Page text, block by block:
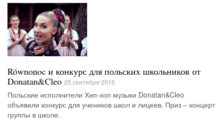
Równonoc и конкурс для польских школьников от
Donatan&Cleo 25 сентября 2015
Польские исполнители Хип-хоп музыки Donatan&Cleo
объявили конкурс для учеников школ и лицеев. Приз – концерт
группы в школе.